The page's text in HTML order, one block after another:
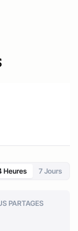
Heures 7 Jours
PARTAGES